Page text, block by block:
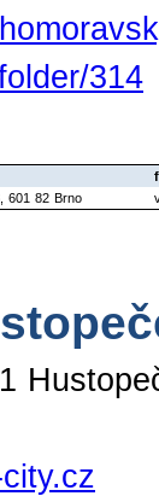
314
601 82 Brno